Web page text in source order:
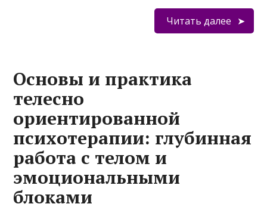
Читать далее
Основы и практика
телесно
ориентированной
психотерапии: глубинная
работа с телом и
эмоциональными
блоками